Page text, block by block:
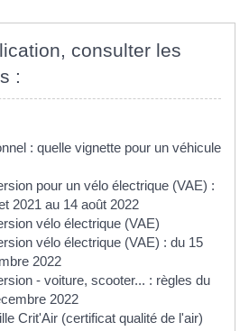
consulter les
:
: quelle vignette pour un véhicule
pour un vélo électrique (VAE) :
2021 au 14 août 2022
vélo électrique (VAE)
vélo électrique (VAE) : du 15
2022
- voiture, scooter... : règles du
2022
Crit'Air (certificat qualité de l'air)